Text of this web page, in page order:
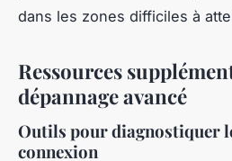
dans les zones difficiles à
Ressources
dépannage avancé
Outils pour diagnostiquer
connexion